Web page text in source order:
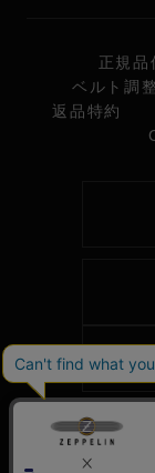
正規品
ベルト調
返品特約